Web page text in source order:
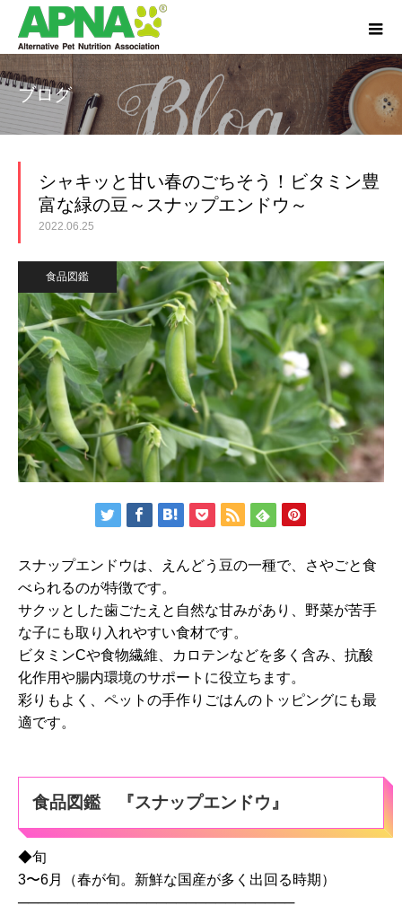
ブログ
シャキッと甘い春のごちそう！ビタミン豊
富な緑の豆～スナップエンドウ～
2022.06.25
食品図鑑
スナップエンドウは、えんどう豆の一種で、さやごと食
べられるのが特徴です。
サクッとした歯ごたえと自然な甘みがあり、野菜が苦手
な子にも取り入れやすい食材です。
ビタミンCや食物繊維、カロテンなどを多く含み、抗酸
化作用や腸内環境のサポートに役立ちます。
彩りもよく、ペットの手作りごはんのトッピングにも最
適です。
食品図鑑 『スナップエンドウ』
◆旬
3〜6月（春が旬。新鮮な国産が多く出回る時期）
────────────────────────────